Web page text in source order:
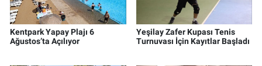
Kentpark Yapay Plajı 6
Ağustos’ta Açılıyor
Yeşilay Zafer Kupası Tenis
Turnuvası İçin Kayıtlar Başladı